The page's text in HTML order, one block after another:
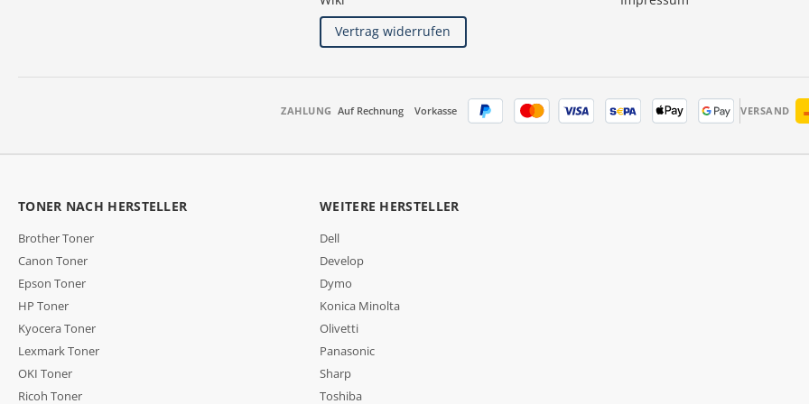
Vertrag widerrufen
ZAHLUNG Auf Rechnung Vorkasse VERSAND
TONER NACH HERSTELLER
Brother Toner
Canon Toner
Epson Toner
HP Toner
Kyocera Toner
Lexmark Toner
OKI Toner
Ricoh Toner
WEITERE HERSTELLER
Dell
Develop
Dymo
Konica Minolta
Olivetti
Panasonic
Sharp
Toshiba